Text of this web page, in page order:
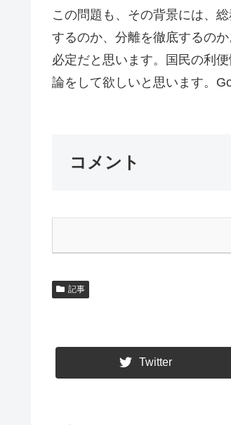
この問題も、その背景には、
するのか、分離を徹底するの
必定だと思います。国民の利
論をして欲しいと思います。
コメント
記事
Twitter